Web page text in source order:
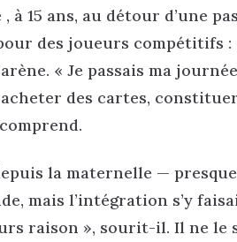
15 ans, au détour d’une
des joueurs compétitifs :
« Je passais ma
des cartes,
la maternelle —
mais l’intégration s’y
raison », sourit-il. Il ne le